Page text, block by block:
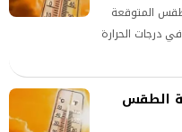
المتوقعة
ارتفاع في درجات الحرارة
الطقس